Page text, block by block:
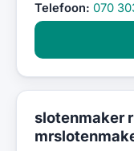
Telefoon: 070
slotenmaker